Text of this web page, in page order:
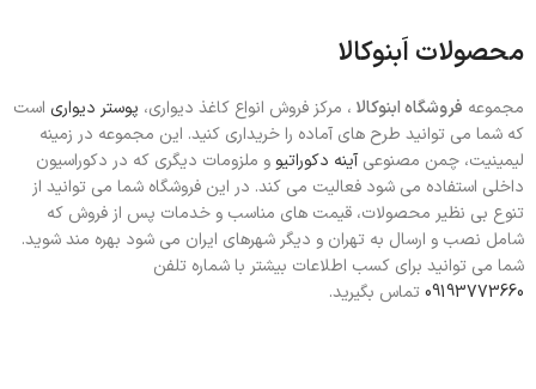
محصولات اَبنوکالا
مجموعه فروشگاه ابنوکالا ، مرکز فروش انواع کاغذ دیواری، پوستر دیواری است
که شما می توانید طرح های آماده را خریداری کنید. این مجموعه در زمینه
لیمینیت، چمن مصنوعی آینه دکوراتیو و ملزومات دیگری که در دکوراسیون
داخلی استفاده می شود فعالیت می کند. در این فروشگاه شما می توانید از
تنوع بی نظیر محصولات، قیمت های مناسب و خدمات پس از فروش که
شامل نصب و ارسال به تهران و دیگر شهرهای ایران می شود بهره مند شوید.
شما می توانید برای کسب اطلاعات بیشتر با شماره تلفن
09193773660تماس بگیرید.